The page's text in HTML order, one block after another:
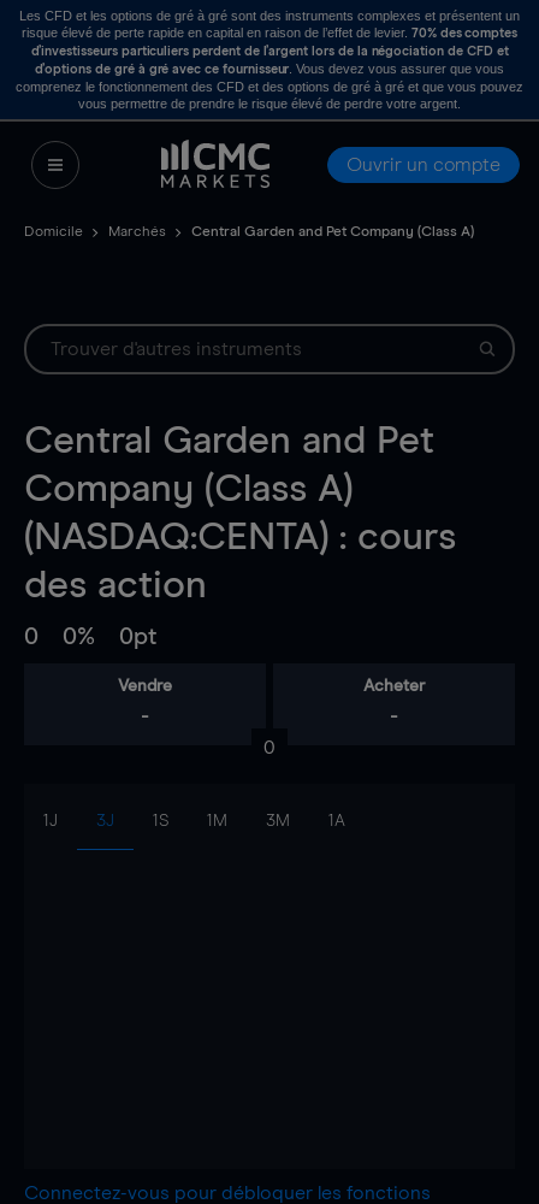
Les CFD et les options de gré à gré sont des instruments complexes et présentent un
risque élevé de perte rapide en capital en raison de l’effet de levier. 70% des comptes
d’investisseurs particuliers perdent de l’argent lors de la négociation de CFD et
d’options de gré à gré avec ce fournisseur . Vous devez vous assurer que vous
comprenez le fonctionnement des CFD et des options de gré à gré et que vous pouvez
vous permettre de prendre le risque élevé de perdre votre argent.
Ouvrir un compte
Domicile Marchés Central Garden and Pet Company (Class A)
Central Garden and Pet
Company (Class A)
(NASDAQ:CENTA) : cours
des action
0 0% 0pt
Vendre
-
Acheter
-
0
1J 3J 1S 1M 3M 1A
Connectez-vous pour débloquer les fonctions